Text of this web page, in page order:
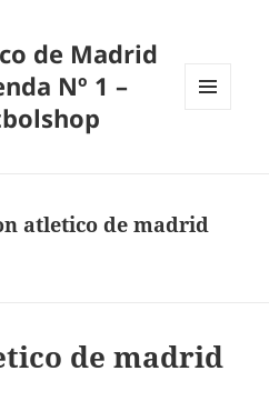
de Madrid
Nº 1 –
atletico de madrid
de madrid